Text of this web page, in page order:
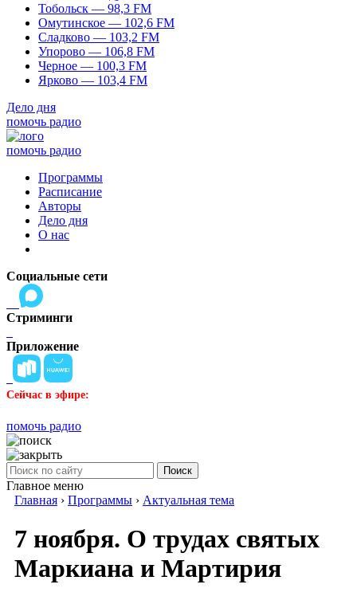
Тобольск — 98,3 FM
Омутинское — 102,6 FM
Сладково — 103,2 FM
Упорово — 106,8 FM
Черное — 100,3 FM
Ярково — 103,4 FM
Дело дня
помочь радио
помочь радио
Программы
Расписание
Авторы
Дело дня
О нас
Социальные сети
Стриминги
Приложение
Сейчас в эфире:
помочь радио
Поиск
Главное меню
Главная › Программы › Актуальная тема
7 ноября. О трудах святых
Маркиана и Мартирия